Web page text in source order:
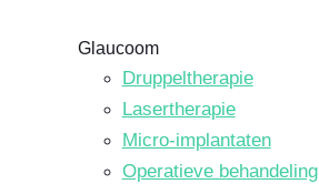
Glaucoom
Druppeltherapie
Lasertherapie
Micro-implantaten
Operatieve behandeling